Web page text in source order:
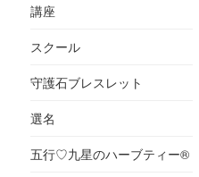
講座
スクール
守護石ブレスレット
選名
五行♡九星のハーブティー®